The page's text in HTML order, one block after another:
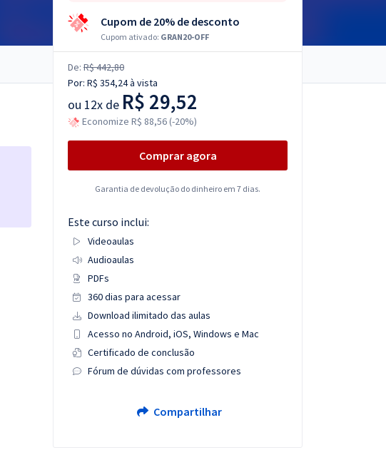
Cupom de 20% de desconto
Cupom ativado: GRAN20-OFF
De: R$ 442,80
Por: R$ 354,24à vista
ou 12x de R$ 29,52
Economize R$ 88,56 (-20%)
Comprar agora
Garantia de devolução do dinheiro em 7 dias.
Este curso inclui:
Videoaulas
Audioaulas
PDFs
360 dias para acessar
Download ilimitado das aulas
Acesso no Android, iOS, Windows e Mac
Certificado de conclusão
Fórum de dúvidas com professores
Compartilhar